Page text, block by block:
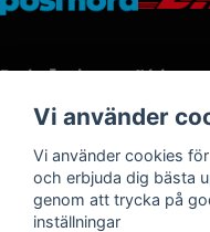
Betalningssätt
Vi använder
Vi använder cookies
och erbjuda dig bästa
genom att trycka på
inställningar